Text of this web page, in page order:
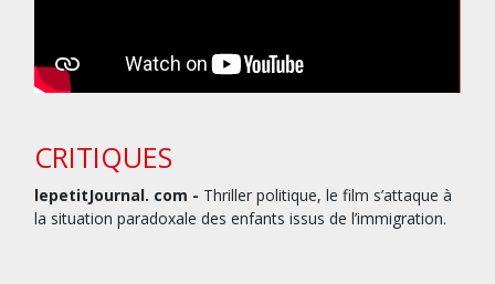
CRITIQUES
lepetitJournal. com - Thriller politique, le film s’attaque à
la situation paradoxale des enfants issus de l’immigration.